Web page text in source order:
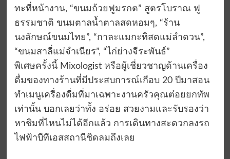
ทะที่หน้างาน, “ขนมถ้วยฟูมรกต” สูตรโบราณ ฟู
ธรรมชาติ ขนมตาลน้ำตาลสดหอมๆ, “ร้าน
นงลักษณ์ขนมไทย”, “กาละแมกะทิสดแม่ลำดวน”,
“ขนมสาลี่แม่จำเนียร”, “ไก่ย่างจีระพันธ์”
พิเศษครั้งนี้ Mixologist หรือผู้เชี่ยวชาญด้านเครื่อง
ดื่มของทางร้านที่มีประสบการณ์เกือบ 20 ปีมาสอน
ทำเมนูเครื่องดื่มที่มาเฉพาะงานครัวคุณต๋อยยกทัพ
เท่านั้น บอกเลยว่าทั้ง อร่อย สวยงามและรับรองว่า
หาชิมที่ไหนไม่ได้อีกแล้ว การเดินทางสะดวกลงรถ
ไฟฟ้าบีทีเอสสถานีชิดลมถึงเลย